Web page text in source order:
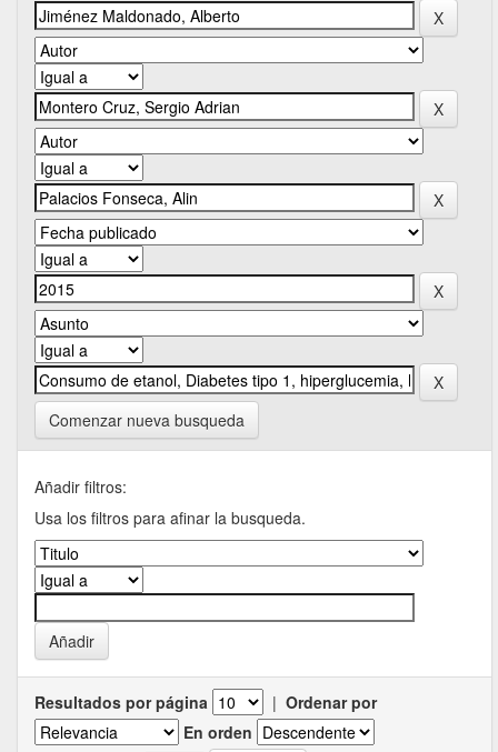
Comenzar nueva busqueda
Añadir filtros:
Usa los filtros para afinar la busqueda.
Resultados por página | Ordenar por
En orden